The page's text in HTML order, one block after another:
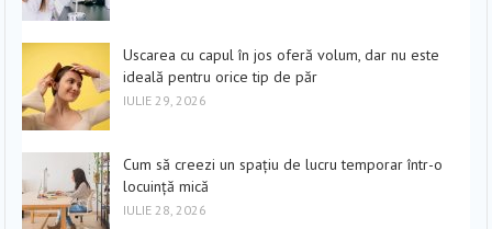
Uscarea cu capul în jos oferă volum, dar nu este
ideală pentru orice tip de păr
IULIE 29, 2026
Cum să creezi un spațiu de lucru temporar într-o
locuință mică
IULIE 28, 2026